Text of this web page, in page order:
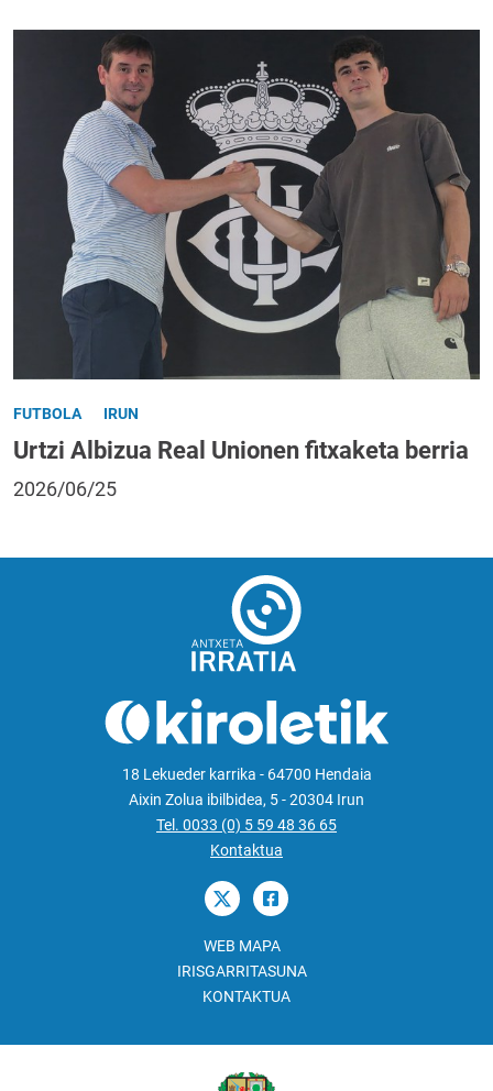
FUTBOLA IRUN
Urtzi Albizua Real Unionen fitxaketa berria
2026/06/25
18 Lekueder karrika - 64700 Hendaia
Aixin Zolua ibilbidea, 5 - 20304 Irun
Tel. 0033 (0) 5 59 48 36 65
Kontaktua
WEB MAPA
IRISGARRITASUNA
KONTAKTUA